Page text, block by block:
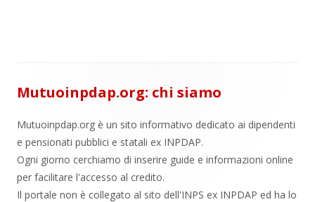
Mutuoinpdap.org: chi siamo
Mutuoinpdap.org è un sito informativo dedicato ai dipendenti
e pensionati pubblici e statali ex INPDAP.
Ogni giorno cerchiamo di inserire guide e informazioni online
per facilitare l'accesso al credito.
Il portale non è collegato al sito dell'INPS ex INPDAP ed ha lo